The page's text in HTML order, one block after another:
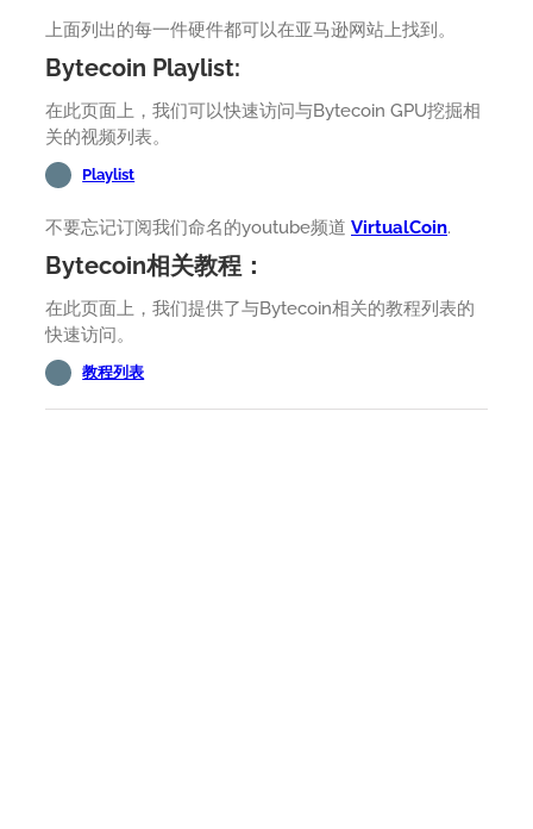
上面列出的每一件硬件都可以在亚马逊网站上找到。
Bytecoin Playlist:
在此页面上，我们可以快速访问与Bytecoin GPU挖掘相
关的视频列表。
Playlist
不要忘记订阅我们命名的youtube频道 VirtualCoin.
Bytecoin相关教程：
在此页面上，我们提供了与Bytecoin相关的教程列表的
快速访问。
教程列表